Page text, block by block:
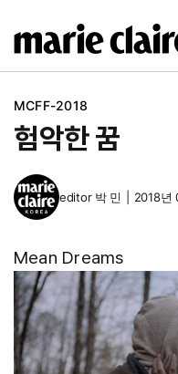
텐
MCFF-2018
험악한 꿈
editor 박 민 2018년
Mean Dreams